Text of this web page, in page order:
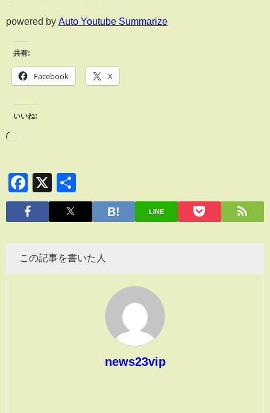
powered by Auto Youtube Summarize
共有:
Facebook X
いいね:
Facebook
X
有
LINE
この記事を書いた人
news23vip